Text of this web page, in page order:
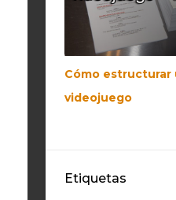
Cómo estructurar
videojuego
Etiquetas